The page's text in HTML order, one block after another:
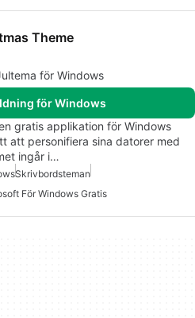
Theme
för Windows
för Windows
gratis applikation för Windows
att personifiera sina datorer med
ingår i…
Skrivbordsteman
För Windows Gratis